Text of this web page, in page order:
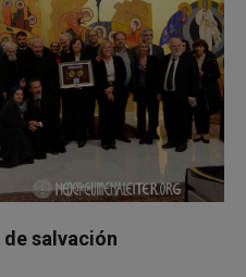
salvación